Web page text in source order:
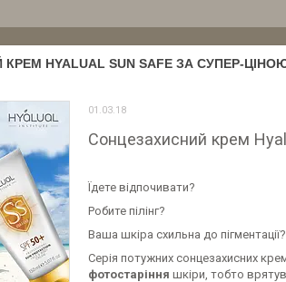
HYALUAL SUN SAFE ЗА СУПЕР-
01.03.18
Сонцезахисний крем
Їдете відпочивати?
Робите пілінг?
Ваша шкіра схильна до пігментації?
Серія потужних сонцезахисних
фотостаріння шкіри, тобто